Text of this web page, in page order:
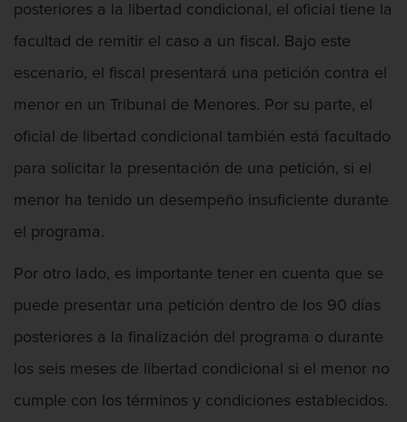
posteriores a la libertad condicional, el oficial tiene la
facultad de remitir el caso a un fiscal. Bajo este
escenario, el fiscal presentará una petición contra el
menor en un Tribunal de Menores. Por su parte, el
oficial de libertad condicional también está facultado
para solicitar la presentación de una petición, si el
menor ha tenido un desempeño insuficiente durante
el programa.
Por otro lado, es importante tener en cuenta que se
puede presentar una petición dentro de los 90 días
posteriores a la finalización del programa o durante
los seis meses de libertad condicional si el menor no
cumple con los términos y condiciones establecidos.
Agresión Contra Un Agente Del Orden
Público
Agresión Doméstica
Agresión Que Causa Lesiones Corporales
Agresión Sexual